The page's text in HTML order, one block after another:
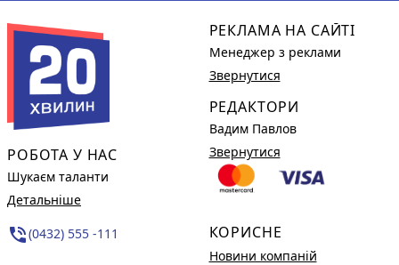
РОБОТА У НАС
Шукаєм таланти
Детальніше
phone_in_talk(0432) 555 -111
РЕКЛАМА НА САЙТІ
Менеджер з реклами
Звернутися
РЕДАКТОРИ
Вадим Павлов
Звернутися
КОРИСНЕ
Новини компаній